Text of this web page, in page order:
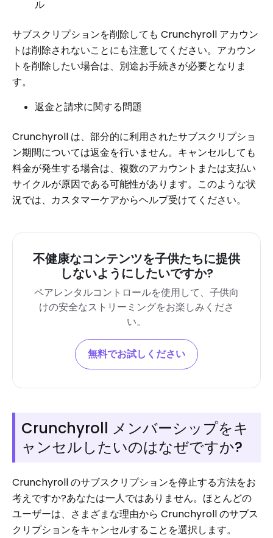
ル
サブスクリプションを削除しても Crunchyroll アカウン
トは削除されないことにも注意してください。アカウン
トを削除したい場合は、別途お手続きが必要となりま
す。
返金と請求に関する問題
Crunchyroll は、部分的に利用されたサブスクリプショ
ン期間については返金を行いません。キャンセルしても
料金が発生する場合は、複数のアカウントまたは支払い
サイクルが原因である可能性があります。このような状
況では、カスタマーケアからヘルプ受けてください。
不健康なコンテンツを子供たちに提供
しないようにしたいですか?
ペアレンタルコントロールを使用して、子供向
けの安全なストリーミングをお楽しみくださ
い。
無料でお試しください
Crunchyroll メンバーシップをキ
ャンセルしたいのはなぜですか?
Crunchyroll のサブスクリプションを停止する方法をお
考えですか?あなたは一人ではありません。ほとんどの
ユーザーは、さまざまな理由から Crunchyroll のサブス
クリプションをキャンセルすることを選択します。